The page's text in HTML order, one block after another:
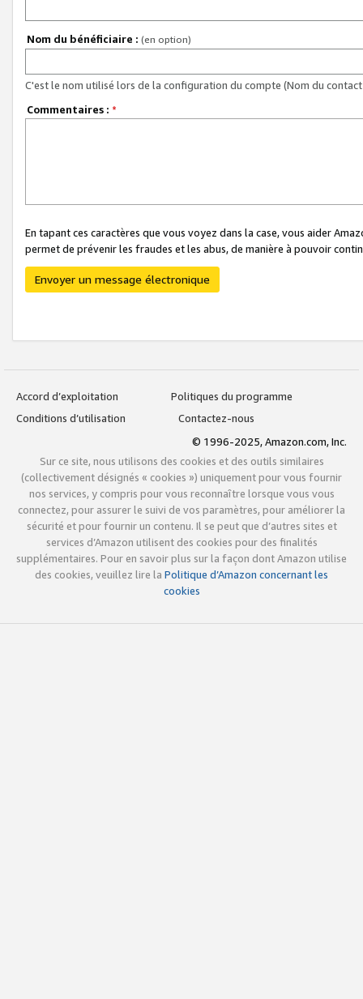
Nom du bénéficiaire : (en option)
C'est le nom utilisé lors de la configuration du compte (Nom du
Commentaires : *
En tapant ces caractères que vous voyez dans la case, vous aider
permet de prévenir les fraudes et les abus, de manière à pouvoir
Envoyer un message électronique
Accord d’exploitation
Politiques du programme
Conditions d’utilisation
Contactez-nous
© 1996-2025, Amazon.com, Inc.
Sur ce site, nous utilisons des cookies et des outils similaires
(collectivement désignés « cookies ») uniquement pour vous fournir
nos services, y compris pour vous reconnaître lorsque vous vous
connectez, pour assurer le suivi de vos paramètres, pour améliorer la
sécurité et pour fournir un contenu. Il se peut que d’autres sites et
services d’Amazon utilisent des cookies pour des finalités
supplémentaires. Pour en savoir plus sur la façon dont Amazon utilise
des cookies, veuillez lire la Politique d’Amazon concernant les
cookies